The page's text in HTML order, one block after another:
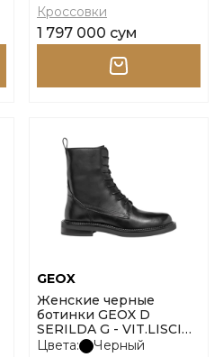
Кроссовки
1 797 000 сум
GEOX
Женские черные
ботинки GEOX D
SERILDA G - VIT.LISCIO
размер 36
Цвета:
Черный